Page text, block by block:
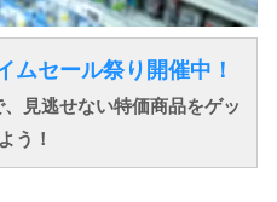
ムセール祭り開催中！
見逃せない特価商品をゲッ
う！